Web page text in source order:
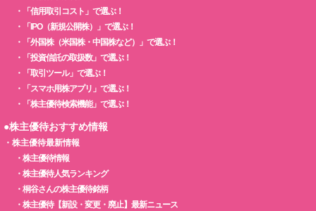
・
「信用取引コスト」で選ぶ！
・
「IPO（新規公開株）」で選ぶ！
・
「外国株（米国株・中国株など）」で選ぶ！
・
「投資信託の取扱数」で選ぶ！
・
「取引ツール」で選ぶ！
・
「スマホ用株アプリ」で選ぶ！
・
「株主優待検索機能」で選ぶ！
●株主優待おすすめ情報
・ 株主優待最新情報
・ 株主優待情報
・ 株主優待人気ランキング
・ 桐谷さんの株主優待銘柄
・ 株主優待【新設・変更・廃止】最新ニュース